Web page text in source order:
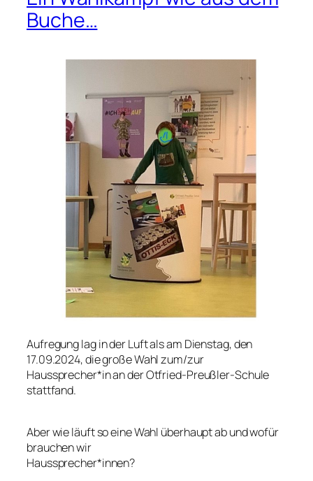
Buche…
Aufregung lag in der Luft als am Dienstag, den
17.09.2024, die große Wahl zum/zur
Haussprecher*in an der Otfried-Preußler-Schule
stattfand.
Aber wie läuft so eine Wahl überhaupt ab und wofür
brauchen wir
Haussprecher*innen?